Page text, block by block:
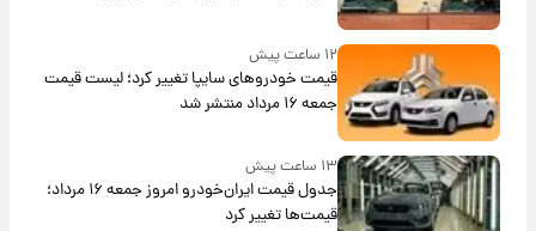
۱۲ ساعت پیش
قیمت خودروهای سایپا تغییر کرد؛ لیست قیمت
جمعه ۱۶ مرداد منتشر شد
۱۳ ساعت پیش
جدول قیمت ایران‌خودرو امروز جمعه ۱۶ مرداد؛
قیمت‌ها تغییر کرد